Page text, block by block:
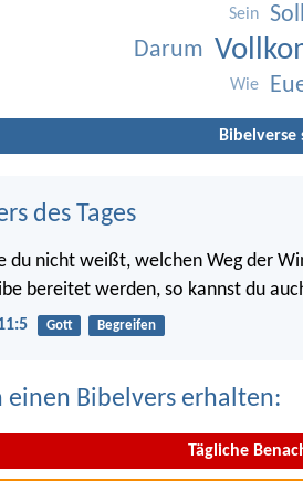
Sein
Darum
Wie
Bibelverse
des Tages
du nicht weißt, welchen Weg der
bereitet werden, so kannst du
Gott Begreifen
einen Bibelvers erhalten:
Tägliche